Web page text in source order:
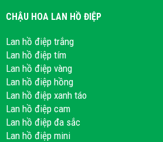
CHẬU HOA LAN HỒ ĐIỆP
Lan hồ điệp trắng
Lan hồ điệp tím
Lan hồ điệp vàng
Lan hồ điệp hồng
Lan hồ điệp xanh táo
Lan hồ điệp cam
Lan hồ điệp đa sắc
Lan hồ điệp mini